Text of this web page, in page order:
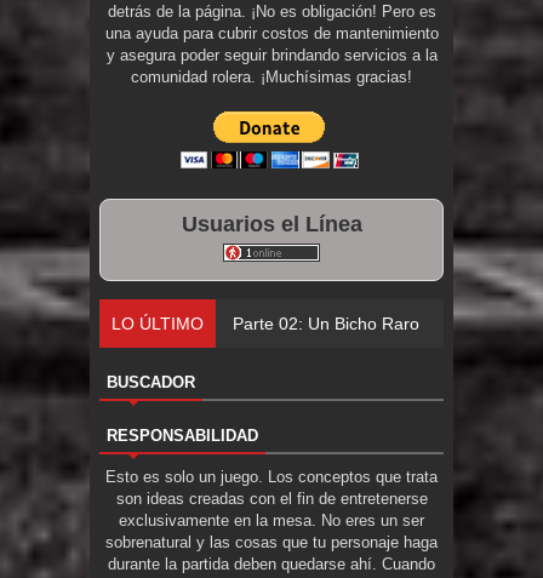
detrás de la página. ¡No es obligación! Pero es
una ayuda para cubrir costos de mantenimiento
y asegura poder seguir brindando servicios a la
comunidad rolera. ¡Muchísimas gracias!
Usuarios el Línea
LO ÚLTIMO Parte 02: Un Bicho Raro
BUSCADOR
RESPONSABILIDAD
Esto es solo un juego. Los conceptos que trata
son ideas creadas con el fin de entretenerse
exclusivamente en la mesa. No eres un ser
sobrenatural y las cosas que tu personaje haga
durante la partida deben quedarse ahí. Cuando